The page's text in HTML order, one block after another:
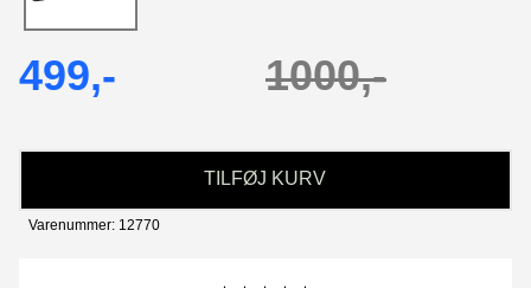
499,- 1000,-
TILFØJ KURV
Varenummer: 12770